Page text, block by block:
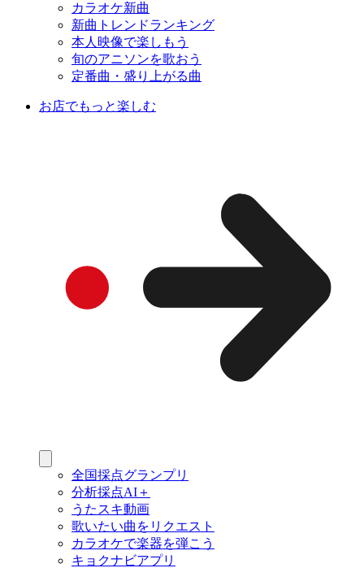
カラオケ新曲
新曲トレンドランキング
本人映像で楽しもう
旬のアニソンを歌おう
定番曲・盛り上がる曲
お店でもっと楽しむ
全国採点グランプリ
分析採点AI＋
うたスキ動画
歌いたい曲をリクエスト
カラオケで楽器を弾こう
キョクナビアプリ